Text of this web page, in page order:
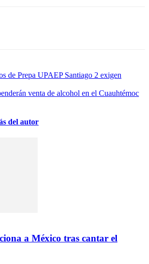
de Prepa UPAEP Santiago 2 exigen
venta de alcohol en el Cuauhtémoc
del autor
a México tras cantar el